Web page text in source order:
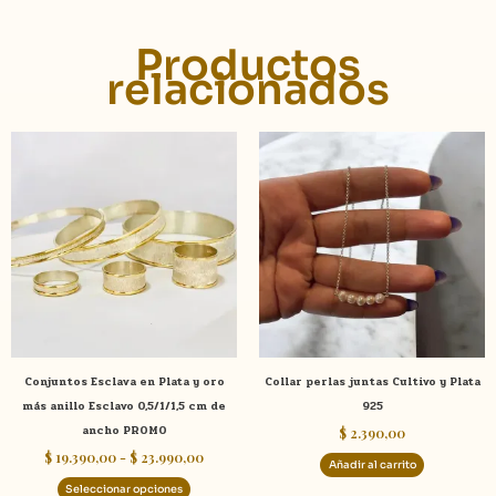
Productos
relacionados
Conjuntos Esclava en Plata y oro
más anillo Esclavo 0,5/1/1,5 cm de
ancho PROMO
$ 19.390,00- $ 23.990,00
$ 19.390,00
hasta
$ 23.990,00
Seleccionar opciones
múltiples
variantes.
Las
opciones
elegir
en
la
de
producto
Collar perlas juntas Cultivo y Plata
925
$ 2.390,00
Añadir al carrito